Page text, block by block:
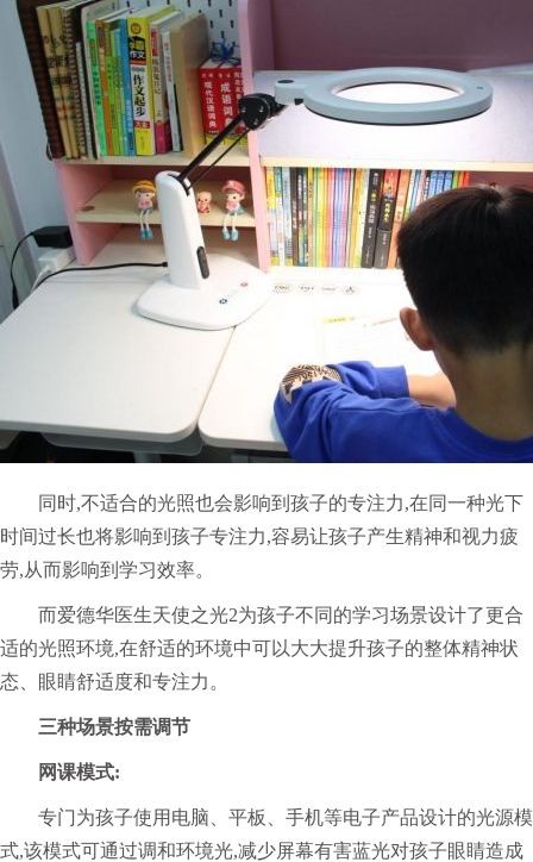
同时,不适合的光照也会影响到孩子的专注力,在同一种光下
时间过长也将影响到孩子专注力,容易让孩子产生精神和视力疲
劳,从而影响到学习效率。
而爱德华医生天使之光2为孩子不同的学习场景设计了更合
适的光照环境,在舒适的环境中可以大大提升孩子的整体精神状
态、眼睛舒适度和专注力。
三种场景按需调节
网课模式:
专门为孩子使用电脑、平板、手机等电子产品设计的光源模
式,该模式可通过调和环境光,减少屏幕有害蓝光对孩子眼睛造成